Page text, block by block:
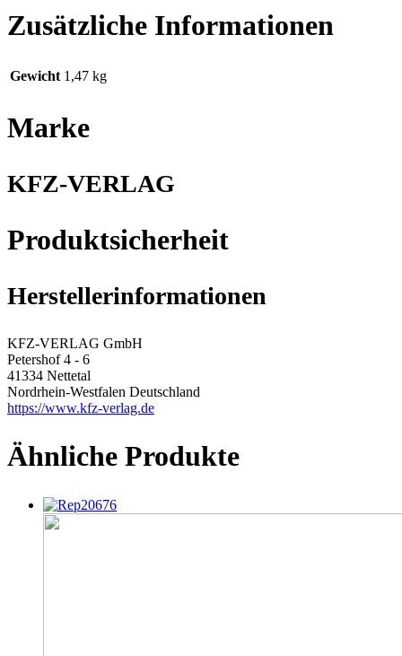
Zusätzliche Informationen
Gewicht 1,47 kg
Marke
KFZ-VERLAG
Produktsicherheit
Herstellerinformationen
KFZ-VERLAG GmbH
Petershof 4 - 6
41334 Nettetal
Nordrhein-Westfalen Deutschland
https://www.kfz-verlag.de
Ähnliche Produkte